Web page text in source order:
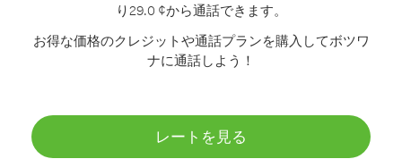
り29.0 ¢から通話できます。
お得な価格のクレジットや通話プランを購入してボツワ
ナに通話しよう！
レートを見る